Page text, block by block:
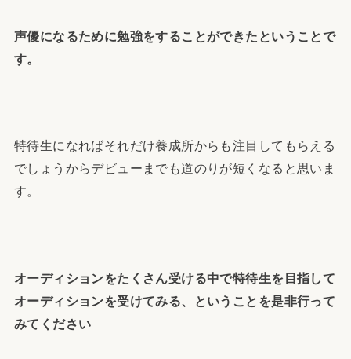
声優になるために勉強をすることができたということで
す。
特待生になればそれだけ養成所からも注目してもらえる
でしょうからデビューまでも道のりが短くなると思いま
す。
オーディションをたくさん受ける中で特待生を目指して
オーディションを受けてみる、ということを是非行って
みてください